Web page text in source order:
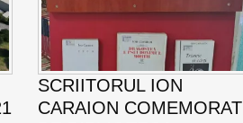
SCRIITORUL ION
CARAION COMEMORAT